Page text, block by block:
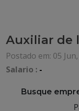
Auxiliar de
Postado em: 05
Salario : -
Busque